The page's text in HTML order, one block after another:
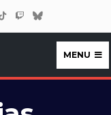
MENU